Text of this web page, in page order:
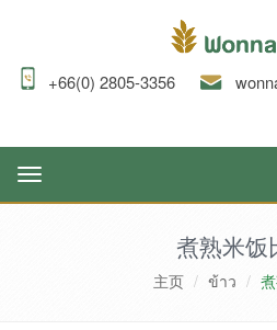
+66(0) 2805-3356
Toggle
煮熟米饭
主页 ข้าว